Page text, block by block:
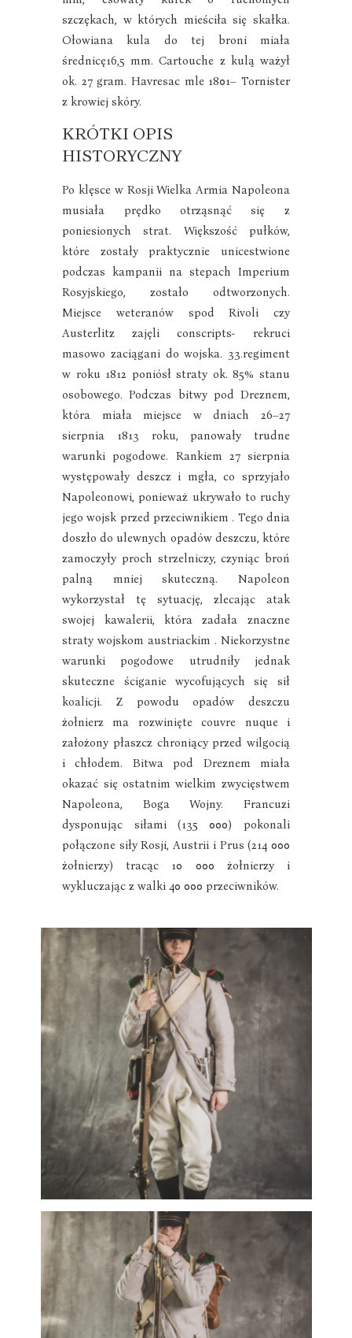
szczękach, w których mieściła się skałka.
Ołowiana kula do tej broni miała
średnicę16,5 mm. Cartouche z kulą ważył
ok. 27 gram. Havresac mle 1801– Tornister
z krowiej skóry.
KRÓTKI OPIS
HISTORYCZNY
Po klęsce w Rosji Wielka Armia Napoleona
musiała prędko otrząsnąć się z
poniesionych strat. Większość pułków,
które zostały praktycznie unicestwione
podczas kampanii na stepach Imperium
Rosyjskiego, zostało odtworzonych.
Miejsce weteranów spod Rivoli czy
Austerlitz zajęli conscripts- rekruci
masowo zaciągani do wojska. 33.regiment
w roku 1812 poniósł straty ok. 85% stanu
osobowego. Podczas bitwy pod Dreznem,
która miała miejsce w dniach 26–27
sierpnia 1813 roku, panowały trudne
warunki pogodowe. Rankiem 27 sierpnia
występowały deszcz i mgła, co sprzyjało
Napoleonowi, ponieważ ukrywało to ruchy
jego wojsk przed przeciwnikiem . Tego dnia
doszło do ulewnych opadów deszczu, które
zamoczyły proch strzelniczy, czyniąc broń
palną mniej skuteczną. Napoleon
wykorzystał tę sytuację, zlecając atak
swojej kawalerii, która zadała znaczne
straty wojskom austriackim . Niekorzystne
warunki pogodowe utrudniły jednak
skuteczne ściganie wycofujących się sił
koalicji. Z powodu opadów deszczu
żołnierz ma rozwinięte couvre nuque i
założony płaszcz chroniący przed wilgocią
i chłodem. Bitwa pod Dreznem miała
okazać się ostatnim wielkim zwycięstwem
Napoleona, Boga Wojny. Francuzi
dysponując siłami (135 000) pokonali
połączone siły Rosji, Austrii i Prus (214 000
żołnierzy) tracąc 10 000 żołnierzy i
wykluczając z walki 40 000 przeciwników.